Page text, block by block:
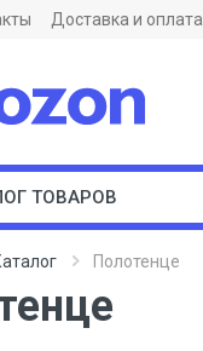
Доставка и оплата
и фанеры
ТОВАРОВ
Полотенце